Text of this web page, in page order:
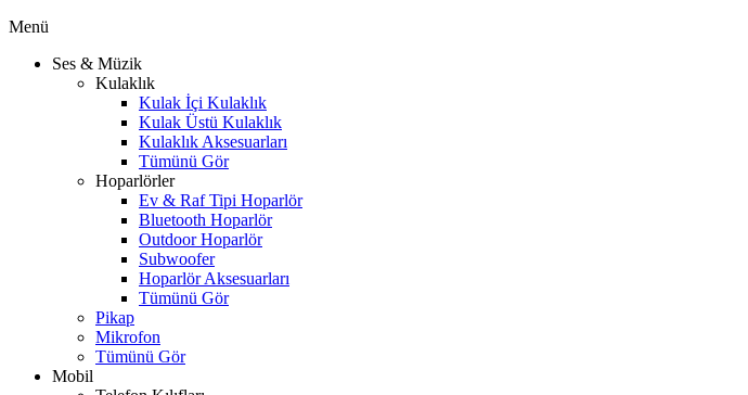
Menü
Ses & Müzik
Kulaklık
Kulak İçi Kulaklık
Kulak Üstü Kulaklık
Kulaklık Aksesuarları
Tümünü Gör
Hoparlörler
Ev & Raf Tipi Hoparlör
Bluetooth Hoparlör
Outdoor Hoparlör
Subwoofer
Hoparlör Aksesuarları
Tümünü Gör
Pikap
Mikrofon
Tümünü Gör
Mobil